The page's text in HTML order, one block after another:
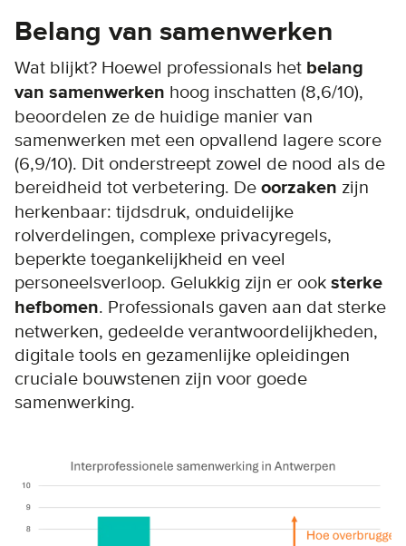
Belang van samenwerken
Wat blijkt? Hoewel professionals het belang
van samenwerken hoog inschatten (8,6/10),
beoordelen ze de huidige manier van
samenwerken met een opvallend lagere score
(6,9/10). Dit onderstreept zowel de nood als de
bereidheid tot verbetering. De oorzaken zijn
herkenbaar: tijdsdruk, onduidelijke
rolverdelingen, complexe privacyregels,
beperkte toegankelijkheid en veel
personeelsverloop. Gelukkig zijn er ook sterke
hefbomen. Professionals gaven aan dat sterke
netwerken, gedeelde verantwoordelijkheden,
digitale tools en gezamenlijke opleidingen
cruciale bouwstenen zijn voor goede
samenwerking.